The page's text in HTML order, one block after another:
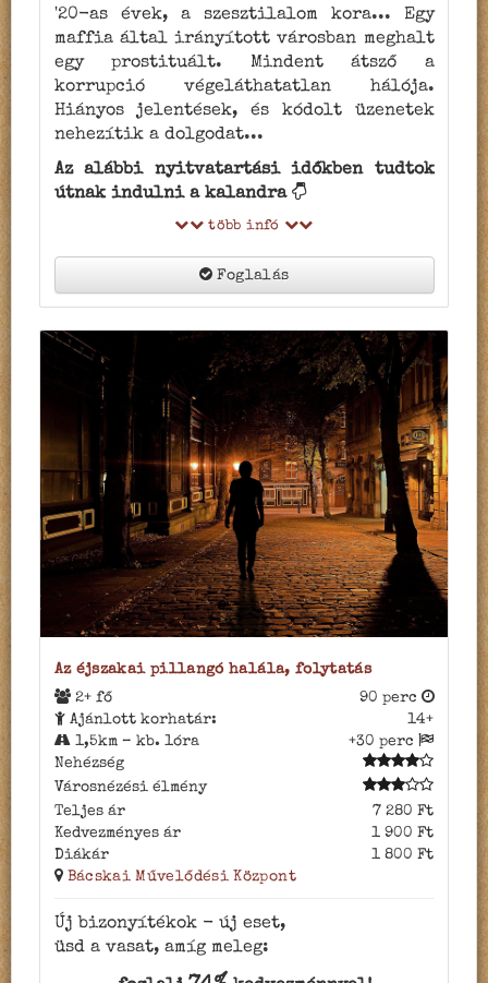
'20-as évek, a szesztilalom kora... Egy
maffia által irányított városban meghalt
egy prostituált. Mindent átsző a
korrupció végeláthatatlan hálója.
Hiányos jelentések, és kódolt üzenetek
nehezítik a dolgodat...
Az alábbi nyitvatartási időkben tudtok
útnak indulni a kalandra
több infó
Foglalás
Az éjszakai pillangó halála, folytatás
2+ fő
90 perc
Ajánlott korhatár:
14+
1,5km – kb. 1óra
+30 perc
Nehézség
Városnézési élmény
Teljes ár
7 280 Ft
Kedvezményes ár
1 900 Ft
Diákár
1 800 Ft
Bácskai Művelődési Központ
Új bizonyítékok - új eset,
üsd a vasat, amíg meleg: